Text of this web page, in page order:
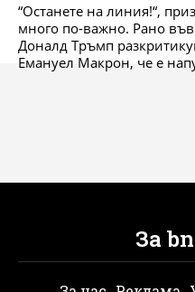
“Останете на линия!“,
много по-важно. Рано във вторник президентът
Доналд Тръмп
Емануел Макрон, че е
За